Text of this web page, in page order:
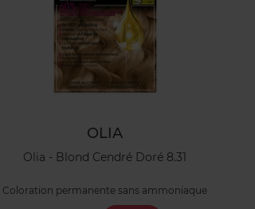
OLIA
Olia - Blond Cendré Doré 8.31
Coloration permanente sans ammoniaque